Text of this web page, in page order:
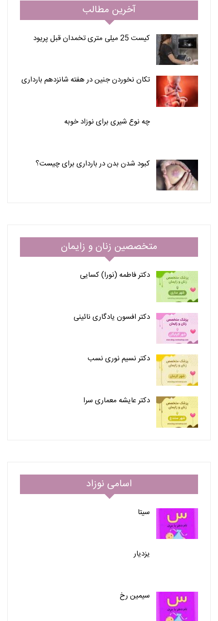
آخرین مطالب
کیست 25 میلی متری تخمدان قبل پریود
تکان نخوردن جنین در هفته شانزدهم بارداری
چه نوع شیری برای نوزاد خوبه
کبود شدن بدن در بارداری برای چیست؟
متخصصین زنان و زایمان
دکتر فاطمه (نورا) کسایی
دکتر افسون یادگاری نائینی
دکتر نسیم نوری نسب
دکتر عایشه معماری سرا
اسامی نوزاد
سیتا
یزدیار
سیمین رخ